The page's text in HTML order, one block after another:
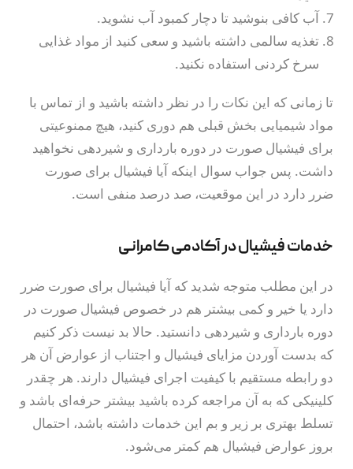
آب کافی بنوشید تا دچار کمبود آب نشوید.
تغذیه سالمی داشته باشید و سعی کنید از مواد غذایی
سرخ کردنی استفاده نکنید.
تا زمانی که این نکات را در نظر داشته باشید و از تماس با
مواد شیمیایی بخش قبلی هم دوری کنید، هیچ ممنوعیتی
برای فیشیال صورت در دوره بارداری و شیردهی نخواهید
داشت. پس جواب سوال اینکه آیا فیشیال برای صورت
ضرر دارد در این موقعیت، صد درصد منفی است.
خدمات فیشیال در آکادمی کامرانی
در این مطلب متوجه شدید که آیا فیشیال برای صورت ضرر
دارد یا خیر و کمی بیشتر هم در خصوص فیشیال صورت در
دوره بارداری و شیردهی دانستید. حالا بد نیست ذکر کنیم
که بدست آوردن مزایای فیشیال و اجتناب از عوارض آن هر
دو رابطه مستقیم با کیفیت اجرای فیشیال دارند. هر چقدر
کلینیکی که به آن مراجعه کرده باشید بیشتر حرفه‌ای باشد و
تسلط بهتری بر زیر و بم این خدمات داشته باشد، احتمال
بروز عوارض فیشیال هم کمتر می‌شود.